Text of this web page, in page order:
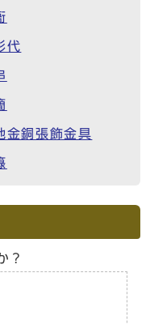
代
金銅張飾金具
？